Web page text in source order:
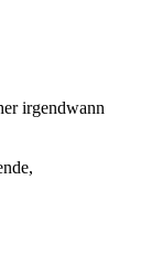
irgendwann